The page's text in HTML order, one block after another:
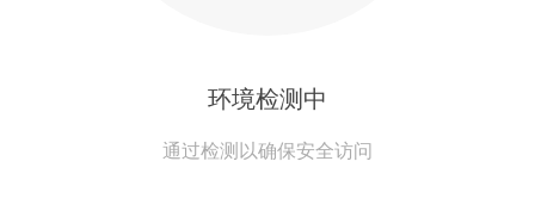
环境检测中
通过检测以确保安全访问